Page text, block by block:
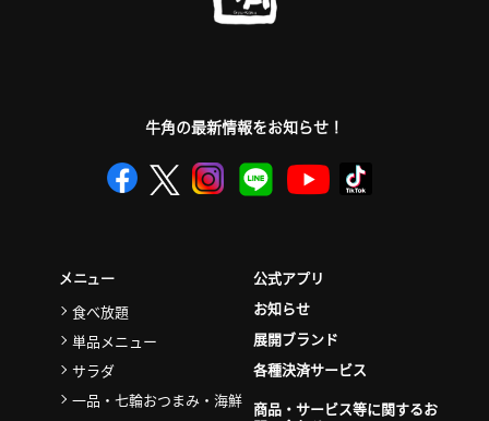
牛角の最新情報をお知らせ！
メニュー
食べ放題
単品メニュー
サラダ
一品・七輪おつまみ・海鮮
公式アプリ
お知らせ
展開ブランド
各種決済サービス
商品・サービス等に関するお